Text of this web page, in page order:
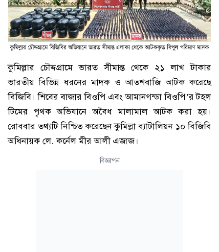
কুমিল্লার চৌদ্দগ্রামে ভারত সীমান্ত থেকে ২১ লাখ টাকার
ভারতীয় বিভিন্ন ধরনের মাদক ও আতশবাজি আটক করেছে
বিজিবি। শিবের বাজার বিওপি এবং আমানগন্ডা বিওপি’র টহল
টিমের পৃথক অভিযানে অবৈধ মালামাল আটক করা হয়।
রোববার তথ্যটি নিশ্চিত করেছেন কুমিল্লা ব্যাটালিয়ন ১০ বিজিবি
অধিনায়ক লে. কর্নেল মীর আলী এজাজ।
বিজ্ঞাপন